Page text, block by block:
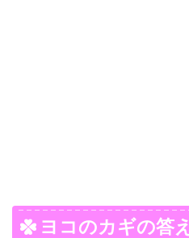
ヨコのカギの答え